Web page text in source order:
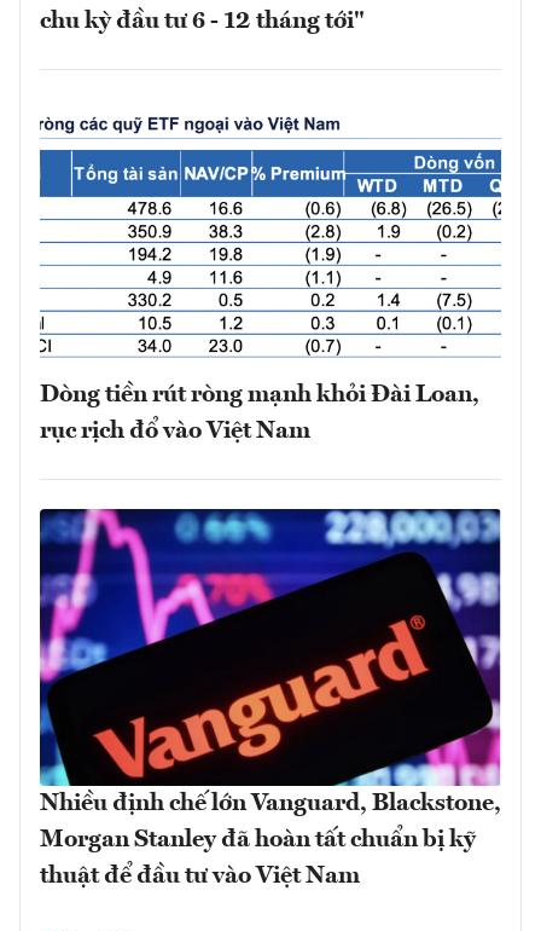
chu kỳ đầu tư 6 - 12 tháng tới"
Dòng tiền rút ròng mạnh khỏi Đài Loan,
rục rịch đổ vào Việt Nam
Nhiều định chế lớn Vanguard, Blackstone,
Morgan Stanley đã hoàn tất chuẩn bị kỹ
thuật để đầu tư vào Việt Nam